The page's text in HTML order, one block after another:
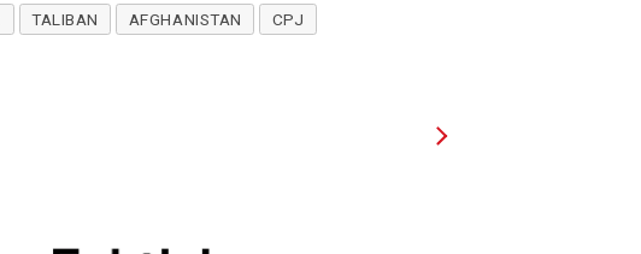
TALIBAN AFGHANISTAN CPJ